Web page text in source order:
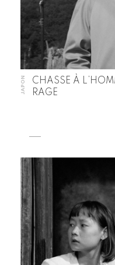
JAPON
CHASSE À
RAGE